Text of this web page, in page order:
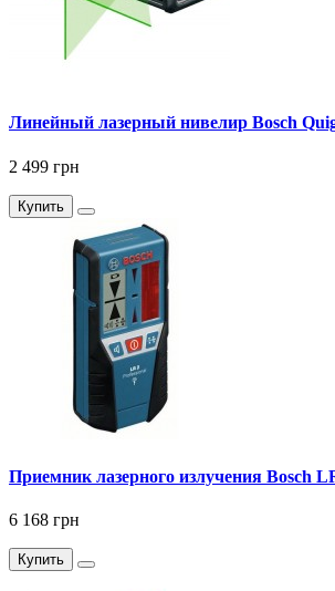
Линейный лазерный нивелир Bosch
2 499 грн
Купить
Приемник лазерного излучения Bosch
6 168 грн
Купить